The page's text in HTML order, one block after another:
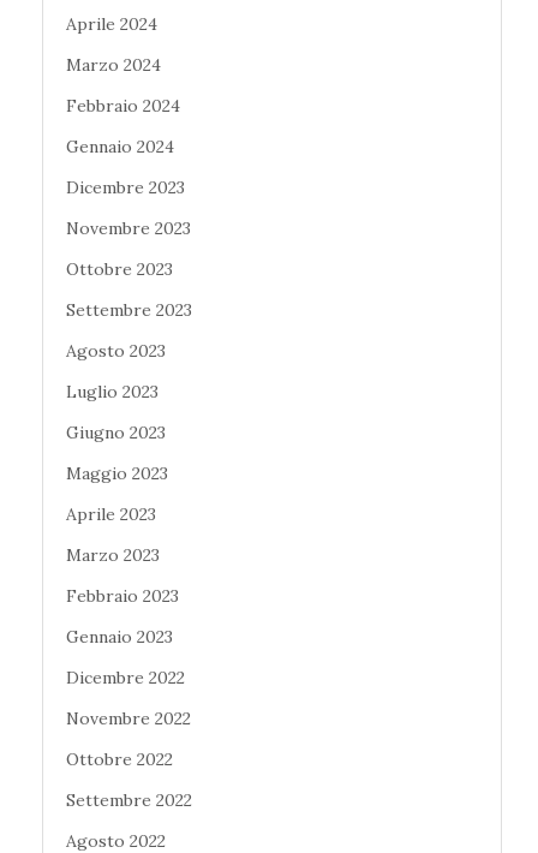
Aprile 2024
Marzo 2024
Febbraio 2024
Gennaio 2024
Dicembre 2023
Novembre 2023
Ottobre 2023
Settembre 2023
Agosto 2023
Luglio 2023
Giugno 2023
Maggio 2023
Aprile 2023
Marzo 2023
Febbraio 2023
Gennaio 2023
Dicembre 2022
Novembre 2022
Ottobre 2022
Settembre 2022
Agosto 2022